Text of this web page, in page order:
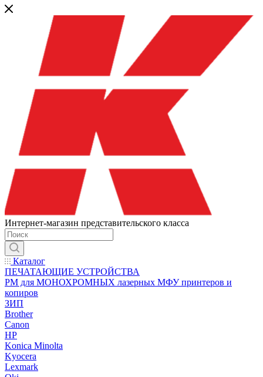
Интернет-магазин представительского класса
Каталог
ПЕЧАТАЮЩИЕ УСТРОЙСТВА
РМ для МОНОХРОМНЫХ лазерных МФУ принтеров и
копиров
ЗИП
Brother
Canon
HP
Konica Minolta
Kyocera
Lexmark